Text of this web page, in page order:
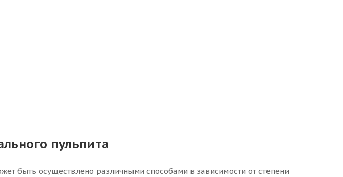
пульпита
быть осуществлено различными способами в зависимости от степени